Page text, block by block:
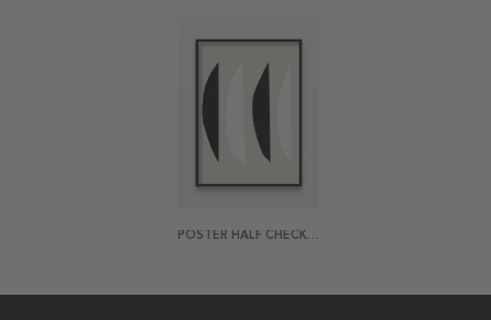
POSTER HALF CHECKER